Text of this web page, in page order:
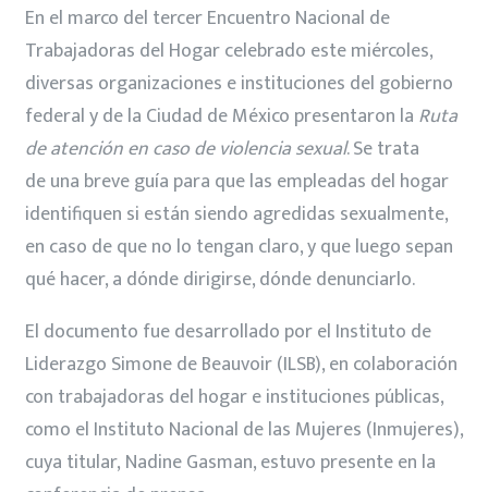
En el marco del tercer Encuentro Nacional de
Trabajadoras del Hogar celebrado este miércoles,
diversas organizaciones e instituciones del gobierno
federal y de la Ciudad de México presentaron la Ruta
de atención en caso de violencia sexual. Se trata
de una breve guía para que las empleadas del hogar
identifiquen si están siendo agredidas sexualmente,
en caso de que no lo tengan claro, y que luego sepan
qué hacer, a dónde dirigirse, dónde denunciarlo.
El documento fue desarrollado por el Instituto de
Liderazgo Simone de Beauvoir (ILSB), en colaboración
con trabajadoras del hogar e instituciones públicas,
como el Instituto Nacional de las Mujeres (Inmujeres),
cuya titular, Nadine Gasman, estuvo presente en la